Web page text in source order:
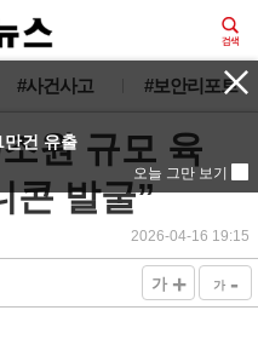
#사건사고 #보안리포트
원 규모 육
콘 발굴”
2026-04-16 19:15
가 + 가 -